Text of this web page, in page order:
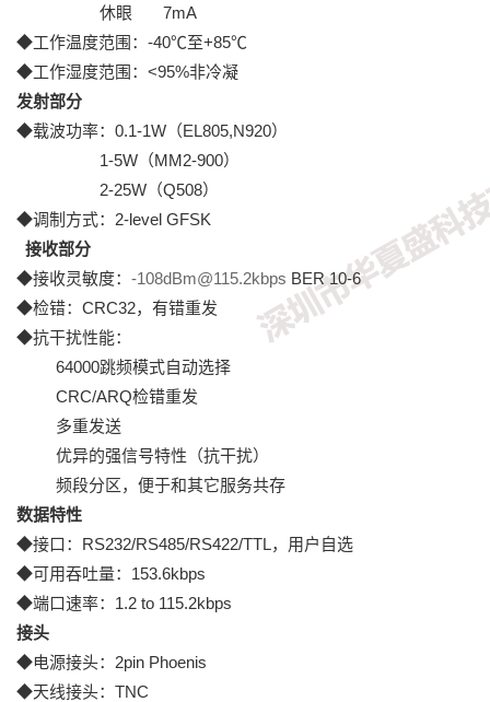
休眼 7mA
◆工作温度范围：-40℃至+85℃
◆工作湿度范围：<95%非冷凝
发射部分
◆载波功率：0.1-1W（EL805,N920）
1-5W（MM2-900）
2-25W（Q508）
◆调制方式：2-level GFSK
接收部分
◆接收灵敏度： -108dBm@115.2kbps BER 10-6
◆检错：CRC32，有错重发
◆抗干扰性能：
64000跳频模式自动选择
CRC/ARQ检错重发
多重发送
优异的强信号特性（抗干扰）
频段分区，便于和其它服务共存
数据特性
◆接口：RS232/RS485/RS422/TTL，用户自选
◆可用吞吐量：153.6kbps
◆端口速率：1.2 to 115.2kbps
接头
◆电源接头：2pin Phoenis
◆天线接头：TNC